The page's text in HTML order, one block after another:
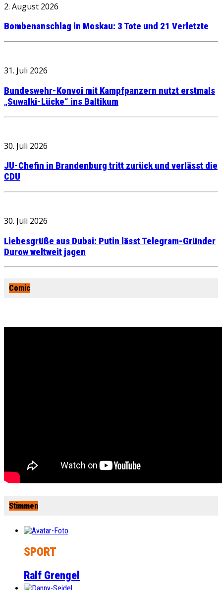
2. August 2026
Bombenanschlag in Moskau: 3 Tote und 21 Verletzte
31. Juli 2026
Bundeswehr-Konvoi mit Kampfpanzern nutzt erstmals
„Suwalki-Lücke“ ins Baltikum
30. Juli 2026
JU-Chefin in Brandenburg tritt zurück und verlässt die
CDU
30. Juli 2026
Liebesgrüße aus Dubai: Putin lässt Telegram-Gründer
Durow weltweit jagen
Comic
Stimmen
SPORT
Ralf Grengel